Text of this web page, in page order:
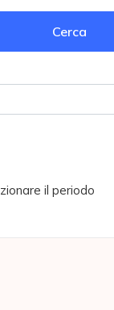
Cerca
il periodo